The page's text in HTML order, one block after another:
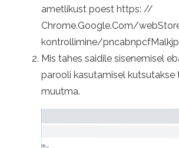
ametlikust poest https: //
Chrome.Google.Com/
kontrollimine/
Mis tahes saidile sisenemisel
parooli kasutamisel kutsutakse
muutma.